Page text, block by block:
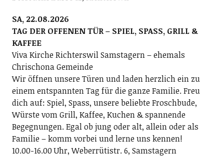
SA, 22.08.2026
TAG DER OFFENEN TÜR – SPIEL, SPASS, GRILL &
KAFFEE
Viva Kirche Richterswil Samstagern – ehemals
Chrischona Gemeinde
Wir öffnen unsere Türen und laden herzlich ein zu
einem entspannten Tag für die ganze Familie. Freu
dich auf: Spiel, Spass, unsere beliebte Froschbude,
Würste vom Grill, Kaffee, Kuchen & spannende
Begegnungen. Egal ob jung oder alt, allein oder als
Familie – komm vorbei und lerne uns kennen!
10.00-16.00 Uhr, Weberrütistr. 6, Samstagern